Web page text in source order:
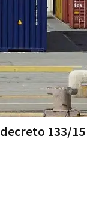
133/